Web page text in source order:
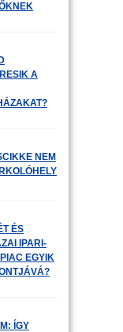
A
NEM
ÉS
IPARI-
EGYIK
ÍGY